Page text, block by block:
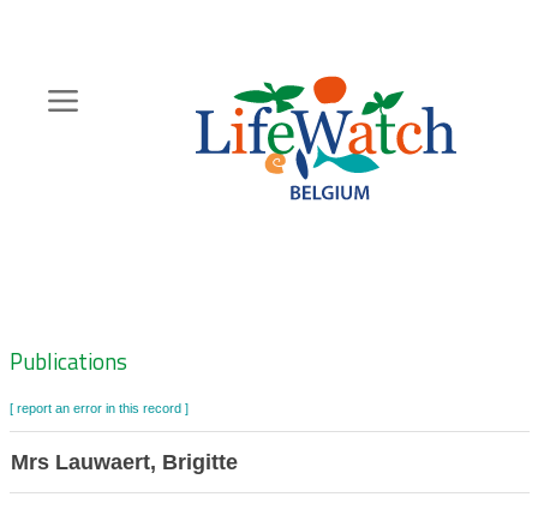
content
Zoeknavigatie
Publications
[ report an error in this record ]
Mrs Lauwaert, Brigitte